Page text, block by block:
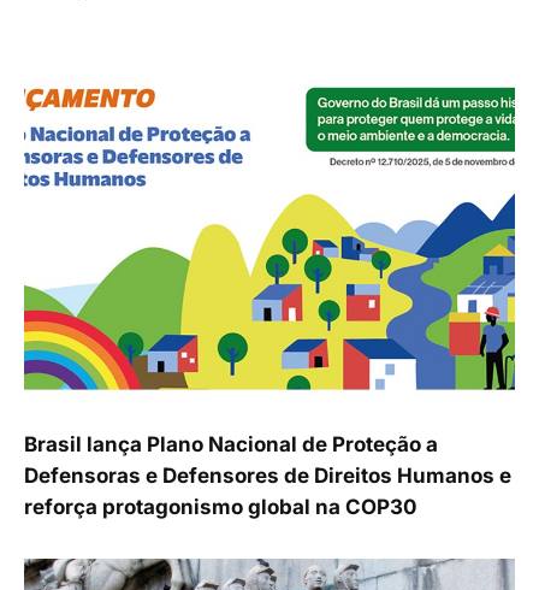
Brasil lança Plano Nacional de Proteção a
Defensoras e Defensores de Direitos Humanos e
reforça protagonismo global na COP30